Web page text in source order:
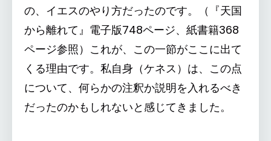
の、イエスのやり方だったのです。（『天国
から離れて』電子版748ページ、紙書籍368
ページ参照）これが、この一節がここに出て
くる理由です。私自身（ケネス）は、この点
について、何らかの注釈か説明を入れるべき
だったのかもしれないと感じてきました。